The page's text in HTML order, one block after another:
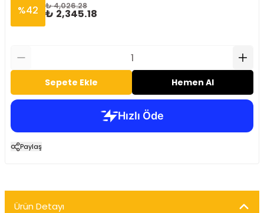
%42 ₺ 4,026.28
₺ 2,345.18
Sepete Ekle Hemen Al
Paylaş
Ürün Detayı